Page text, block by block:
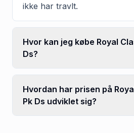
ikke har travlt.
Hvor kan jeg købe Royal
Ds?
Hvordan har prisen på
Pk Ds udviklet sig?